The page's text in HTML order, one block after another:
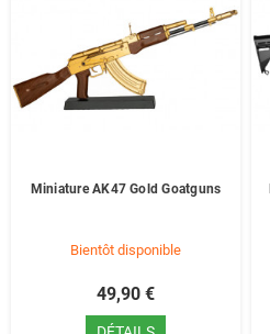
Miniature AK47 Gold Goatguns
Bientôt disponible
49,90 €